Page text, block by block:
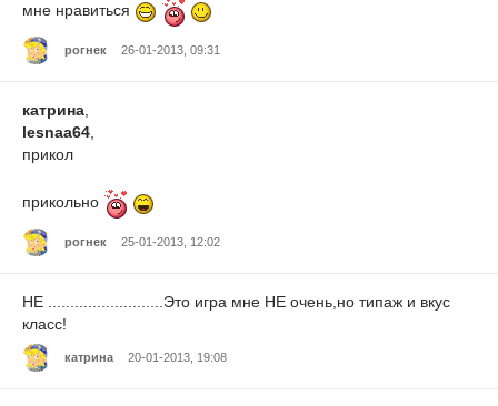
мне нравиться
рогнек 26-01-2013, 09:31
катрина
lesnaa64
прикол
прикольно
рогнек 25-01-2013, 12:02
НЕ ..........................Это игра мне НЕ очень,но типаж и вкус
класс!
катрина 20-01-2013, 19:08